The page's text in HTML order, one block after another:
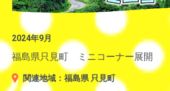
石川県小松市 40秒CM
石川県小松市ホームページ
2024年9月
福島県只見町 ミニコーナー展開
関連地域：福島県 只見町